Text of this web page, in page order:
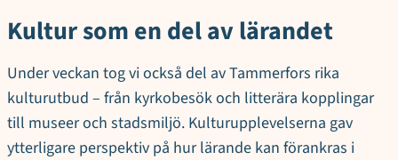
Kultur som en del av lärandet
Under veckan tog vi också del av Tammerfors rika
kulturutbud – från kyrkobesök och litterära kopplingar
till museer och stadsmiljö. Kulturupplevelserna gav
ytterligare perspektiv på hur lärande kan förankras i